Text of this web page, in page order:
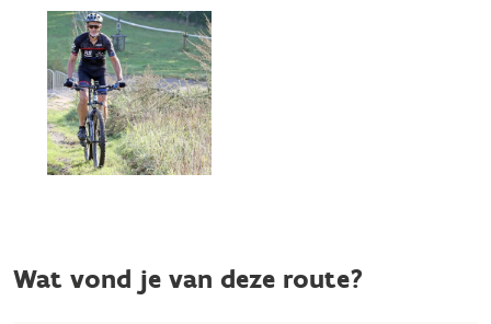
Wat vond je van deze route?